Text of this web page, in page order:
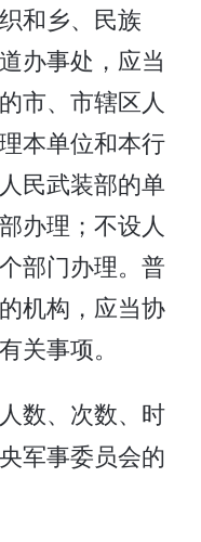
和乡、民族
办事处，应当
市、市辖区人
本单位和本行
民武装部的单
办理；不设人
部门办理。普
机构，应当协
关事项。
数、次数、时
军事委员会的